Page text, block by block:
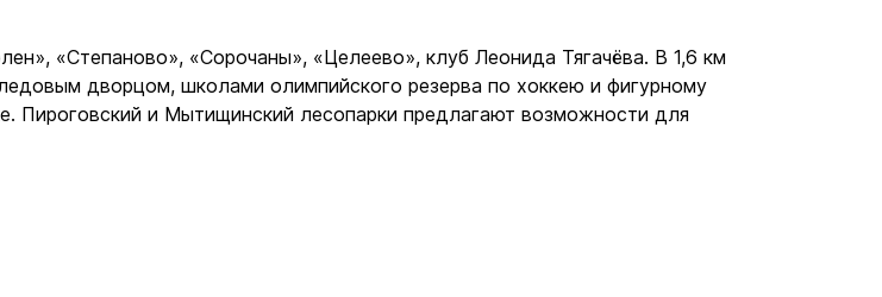
«Степаново», «Сорочаны», «Целеево», клуб Леонида Тягачёва. В 1,6 км
дворцом, школами олимпийского резерва по хоккею и фигурному
Пироговский и Мытищинский лесопарки предлагают возможности для